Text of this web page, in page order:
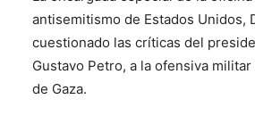
antisemitismo de Estados Unidos,
cuestionado las críticas del
Gustavo Petro, a la ofensiva
de Gaza.